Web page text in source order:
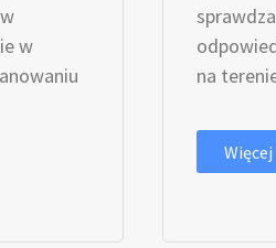
w
na